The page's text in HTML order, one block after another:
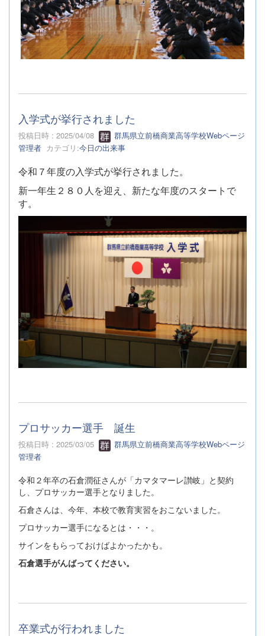
入学式が挙行されました
投稿日時 : 2025/04/08
群馬県立前橋商業高等学校Webページ
管理者 カテゴリ:今日の出来事
令和７年度の入学式が挙行されました。
新一年生２８０人を迎え、新たな年度のスタートで
す。
プロサッカー選手 誕生
投稿日時 : 2025/03/05
群馬県立前橋商業高等学校Webページ
管理者
令和２年卒の石倉潤征さんが「カマタマーレ讃岐」と契約
し、プロサッカー選手となりました。
石倉さんは、今年、本校で教育実習をおこないました。
プロサッカー選手になるとは・・・。
サインをもらっておけばよかったかも。
石倉選手がんばってください。
卒業式が行われました